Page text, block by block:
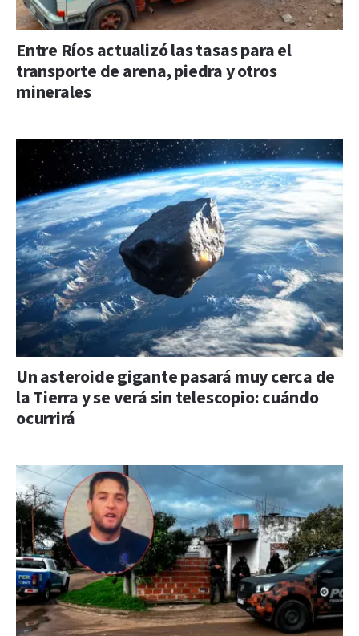
Entre Ríos actualizó las tasas para el
transporte de arena, piedra y otros
minerales
Un asteroide gigante pasará muy cerca de
la Tierra y se verá sin telescopio: cuándo
ocurrirá